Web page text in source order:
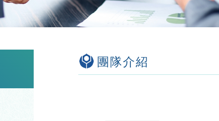
團隊介紹